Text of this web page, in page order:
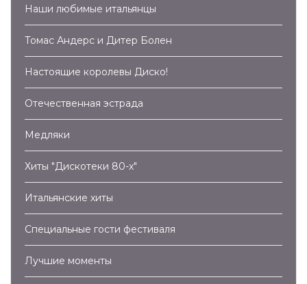
Наши любимые итальянцы
Томас Андерс и Дитер Болен
Настоящие королевы Диско!
Отечественная эстрада
Медляки
Хиты "Дискотеки 80-х"
Итальянские хиты
Специальные гости фестиваля
Лучшие моменты